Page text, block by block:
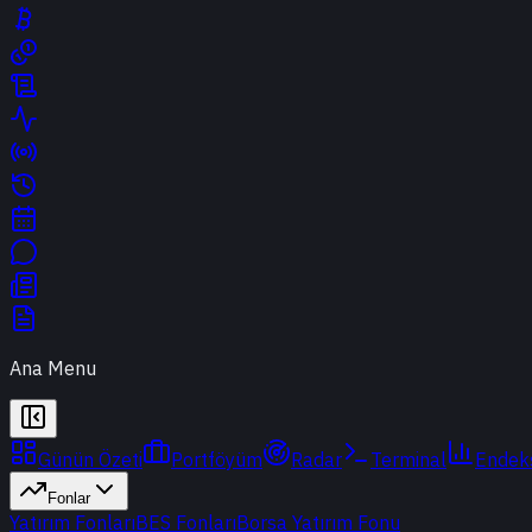
Ana Menu
Günün Özeti Portföyüm Radar Terminal
Fonlar
Yatırım FonlarıBES FonlarıBorsa Yatırım Fonu